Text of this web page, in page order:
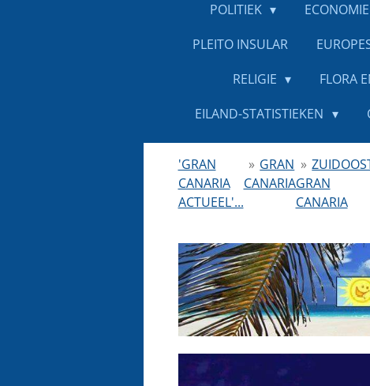
POLITIEK
ECONOMIE
PLEITO INSULAR
RELIGIE
FLORA
EILAND-STATISTIEKEN
'GRAN
CANARIA
ACTUEEL'...
» GRAN
CANARIA
»
GRAN
CANARIA